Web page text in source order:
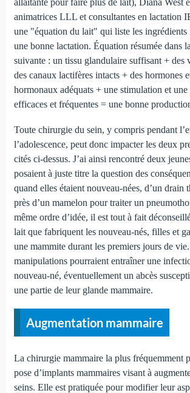
animatrices LLL et consultantes en lactation
une "équation du lait" qui liste les ingrédients
une bonne lactation. Équation résumée dans
suivante : un tissu glandulaire suffisant + des
des canaux lactifères intacts + des hormones
hormonaux adéquats + une stimulation et
efficaces et fréquentes = une bonne
Toute chirurgie du sein, y compris pendant
l’adolescence, peut donc impacter les deux
cités ci-dessus. J’ai ainsi rencontré deux
posaient à juste titre la question des
quand elles étaient nouveau-nées, d’un drain
près d’un mamelon pour traiter un
même ordre d’idée, il est tout à fait
lait que fabriquent les nouveau-nés, filles et
une mammite durant les premiers jours de
manipulations pourraient entraîner une
nouveau-né, éventuellement un abcès
une partie de leur glande mammaire.
Augmentation mammaire
La chirurgie mammaire la plus fréquemment
pose d’implants mammaires visant à
seins. Elle est pratiquée pour modifier leur